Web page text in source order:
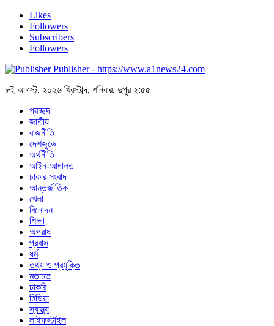
Likes
Followers
Subscribers
Followers
Publisher - https://www.a1news24.com
৮ই আগস্ট, ২০২৬ খ্রিস্টাব্দ, শনিবার, দুপুর ২:৫৫
প্রচ্ছদ
জাতীয়
রাজনীতি
দেশজুডে
অর্থনীতি
আইন-আদালত
ঢাকার সংবাদ
আন্তর্জাতিক
খেলা
বিনোদন
শিক্ষা
অপরাধ
প্রবাস
ধর্ম
তথ্য ও প্রযুক্তি
মতামত
চাকরি
মিডিয়া
স্বাস্থ্য
লাইফস্টাইল